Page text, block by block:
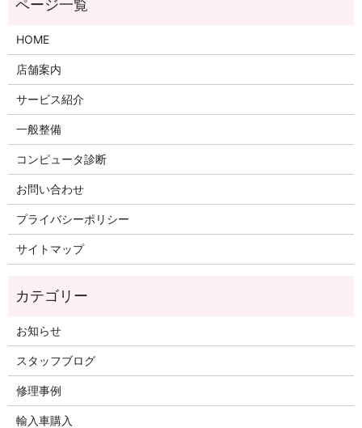
HOME
店舗案内
サービス紹介
一般整備
コンピュータ診断
お問い合わせ
プライバシーポリシー
サイトマップ
お知らせ
スタッフブログ
修理事例
輸入車購入